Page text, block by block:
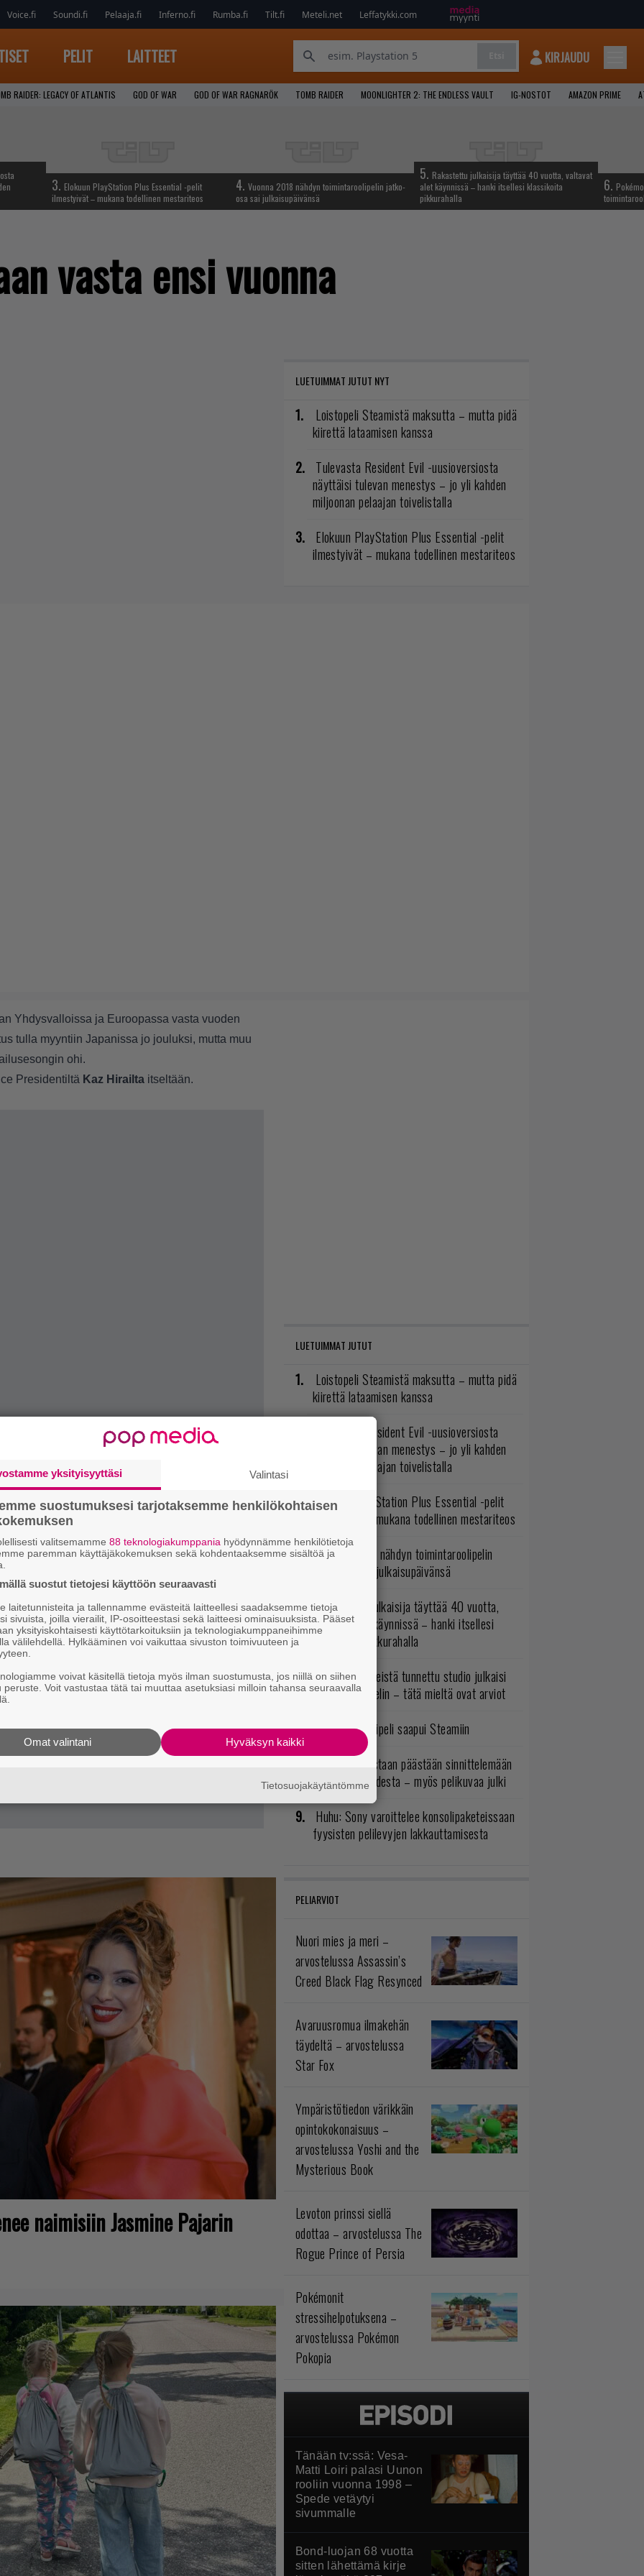
Voice.fi Soundi.fi Pelaaja.fi Inferno.fi Rumba.fi Tilt.fi Meteli.net Leffatykki.com
PELIT LAITTEET KIRJAUDU
RAIDER: LEGACY OF ATLANTIS GOD OF WAR GOD OF WAR RAGNARÖK TOMB RAIDER MOONLIGHTER 2: THE ENDLESS VAULT IG-NOSTOT AMAZON PRIME
3. Elokuun PlayStation Plus Essential -pelit
ilmestyivät – mukana todellinen mestariteos
4. Vuonna 2018 nähdyn toimintaroolipelin jatko-
osa sai julkaisupäivänsä
5. Rakastettu julkaisija täyttää 40 vuotta, valtavat
alet käynnissä – hanki itsellesi klassikoita
pikkurahalla
6.
vasta ensi vuonna
LUETUIMMAT JUTUT NYT
Loistopeli Steamistä maksutta – mutta pidä
kiirettä lataamisen kanssa
Tulevasta Resident Evil -uusioversiosta
näyttäisi tulevan menestys – jo yli kahden
miljoonan pelaajan toivelistalla
Elokuun PlayStation Plus Essential -pelit
ilmestyivät – mukana todellinen mestariteos
Yhdysvalloissa ja Euroopassa vasta vuoden
tulla myyntiin Japanissa jo jouluksi, mutta muu
ohi.
Presidentiltä Kaz Hirailta itseltään.
kahvitauolla puhutaan! Nappaa ajankohtaiset
tästä.
naimisiin Jasmine Pajarin
LUETUIMMAT JUTUT
Loistopeli Steamistä maksutta – mutta pidä
kiirettä lataamisen kanssa
Tulevasta Resident Evil -uusioversiosta
näyttäisi tulevan menestys – jo yli kahden
miljoonan pelaajan toivelistalla
Elokuun PlayStation Plus Essential -pelit
ilmestyivät – mukana todellinen mestariteos
Vuonna 2018 nähdyn toimintaroolipelin
jatko-osa sai julkaisupäivänsä
Rakastettu julkaisija täyttää 40 vuotta,
valtavat alet käynnissä – hanki itsellesi
klassikoita pikkurahalla
Pokémon-peleistä tunnettu studio julkaisi
toimintaroolipelin – tätä mieltä ovat arviot
Ubisoftin hittipeli saapui Steamiin
Titaaneja vastaan päästään sinnittelemään
taas loppuvuodesta – myös pelikuvaa julki
Huhu: Sony varoittelee konsolipaketeissaan
fyysisten pelilevyjen lakkauttamisesta
PELIARVIOT
Nuori mies ja meri –
arvostelussa Assassin’s
Creed Black Flag Resynced
Avaruusromua ilmakehän
täydeltä – arvostelussa
Star Fox
Ympäristötiedon värikkäin
opintokokonaisuus –
arvostelussa Yoshi and the
Mysterious Book
Levoton prinssi siellä
odottaa – arvostelussa The
Rogue Prince of Persia
Pokémonit
stressihelpotuksena –
arvostelussa Pokémon
Pokopia
Tänään tv:ssä: Vesa-
Matti Loiri palasi Uunon
rooliin vuonna 1998 –
Spede vetäytyi
sivummalle
Bond-luojan 68 vuotta
sitten lähettämä kirje
yksityisyyttäsi Valintasi
suostumuksesi tarjotaksemme henkilökohtaisen
valitsemamme 88 teknologiakumppania hyödynnämme henkilötietoja
paremman käyttäjäkokemuksen sekä kohdentaaksemme sisältöä ja
suostut tietojesi käyttöön seuraavasti
laitetunnisteita ja tallennamme evästeitä laitteellesi saadaksemme tietoja
sivuista, joilla vierailit, IP-osoitteestasi sekä laitteesi ominaisuuksista. Pääset
yksityiskohtaisesti käyttötarkoituksiin ja teknologiakumppaneihimme
välilehdellä. Hylkääminen voi vaikuttaa sivuston toimivuuteen ja
voivat käsitellä tietoja myös ilman suostumusta, jos niillä on siihen
peruste. Voit vastustaa tätä tai muuttaa asetuksiasi milloin tahansa seuraavalla
Hyväksyn kaikki
Omat valintani
Tietosuojakäytäntömme